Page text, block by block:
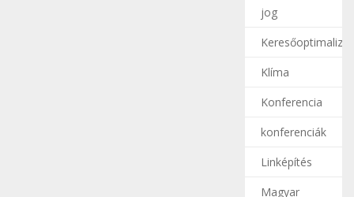
jog
Klíma
Konferencia
konferenciák
Linképítés
Magyar